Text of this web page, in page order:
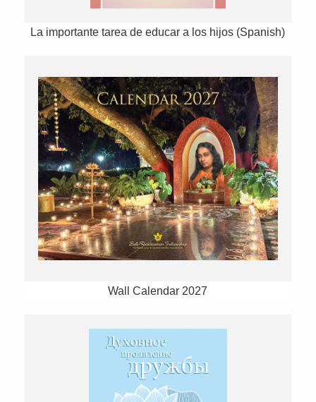
La importante tarea de educar a los hijos (Spanish)
Wall Calendar 2027